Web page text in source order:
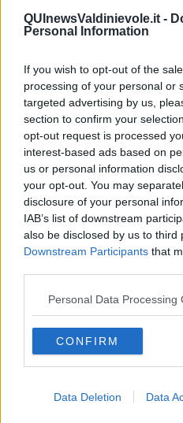
QUInewsValdinievole.it -
Personal Information
If you wish to opt-out of the
processing of your personal or
targeted advertising by us,
section to confirm your
opt-out request is processed
interest-based ads based on
us or personal information
your opt-out. You may
disclosure of your personal
IAB’s list of downstream
also be disclosed by us to third
Downstream Participants that
Personal Data Processing
CONFIRM
Data Deletion Data
​Consigli di lettura per genitori
​La Clownterapia
L’invisibile fatica mentale
Vacanze a km zero
​Buone Vacan(si)e!
​Il lato positivo delle cose
​Storie antiche di tempi moderni
​Quello che alle mamme non
Adultescenza
Homo imbecillis
​4 anni di Blog
Quando il silenzio è aggressivo
​Il passato, questo conosciuto!
​Clima ballerino e sbalzi d’umore
La maternità
​L’uomo o l’orso?
​Tutta una questione di rispetto
​Vespa che passione!
​Lasciate ai vostri figli il diritto di
​Parole d’amore regalate al vento
​Saper pazientare